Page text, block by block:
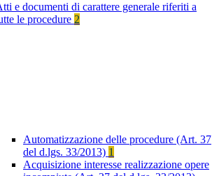
e documenti di carattere generale riferiti a
le procedure 2
Automatizzazione delle procedure (Art. 37
del d.lgs. 33/2013) 1
Acquisizione interesse realizzazione opere